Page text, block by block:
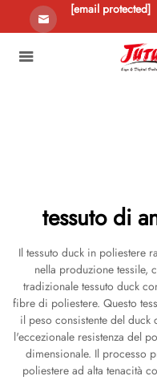
[email protected]
tessuto di
Il tessuto duck in poliestere
nella produzione tessile,
tradizionale tessuto duck
fibre di poliestere. Questo
il peso consistente del duck
l'eccezionale resistenza del
dimensionale. Il processo
poliestere ad alta tenacità